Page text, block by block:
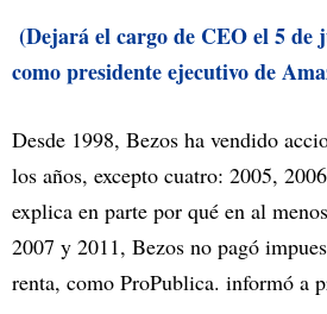
(Dejará el cargo de CEO el 5 de
como presidente ejecutivo de
Desde 1998, Bezos ha vendido
los años, excepto cuatro: 2005,
explica en parte por qué en al
2007 y 2011, Bezos no pagó
renta, como ProPublica. informó a